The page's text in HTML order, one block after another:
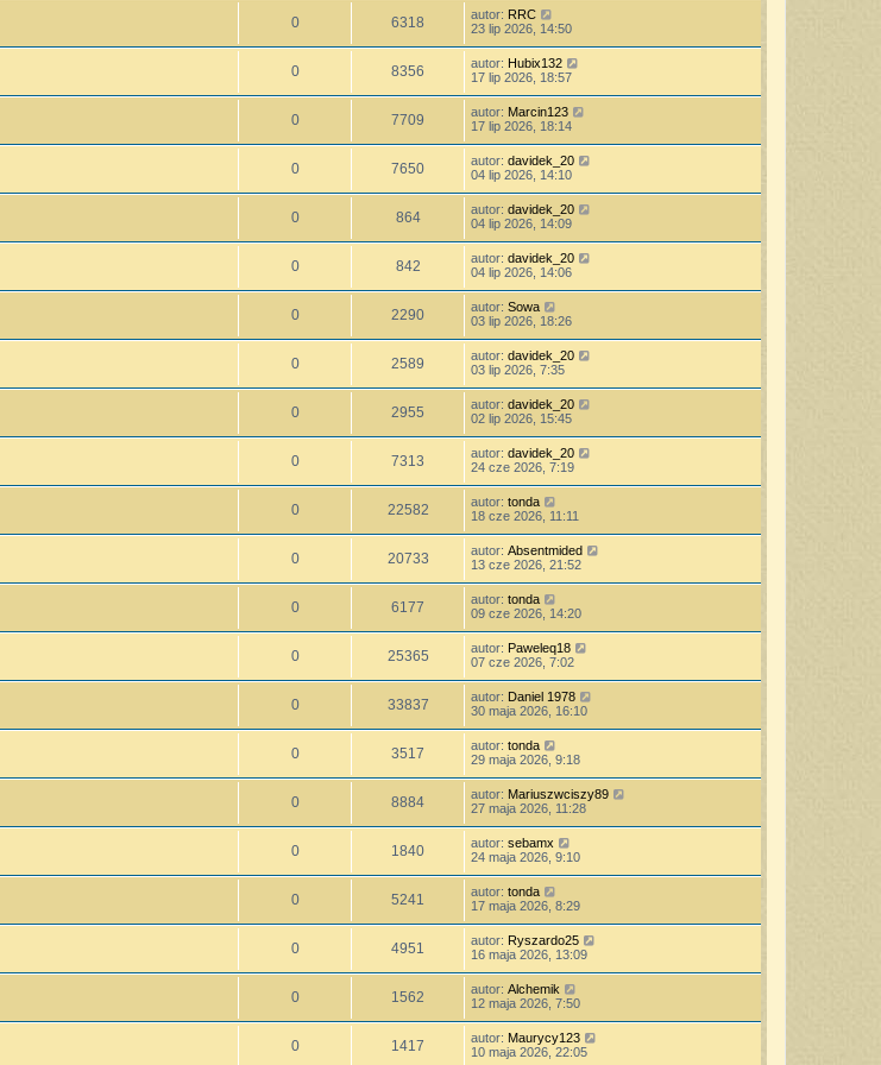
0 6318 autor: RRC
23 lip 2026, 14:50
0 8356 autor: Hubix132
17 lip 2026, 18:57
0 7709 autor: Marcin123
17 lip 2026, 18:14
0 7650 autor: davidek_20
04 lip 2026, 14:10
0 864 autor: davidek_20
04 lip 2026, 14:09
0 842 autor: davidek_20
04 lip 2026, 14:06
0 2290 autor: Sowa
03 lip 2026, 18:26
0 2589 autor: davidek_20
03 lip 2026, 7:35
0 2955 autor: davidek_20
02 lip 2026, 15:45
0 7313 autor: davidek_20
24 cze 2026, 7:19
0 22582 autor: tonda
18 cze 2026, 11:11
0 20733 autor: Absentmided
13 cze 2026, 21:52
0 6177 autor: tonda
09 cze 2026, 14:20
0 25365 autor: Paweleq18
07 cze 2026, 7:02
0 33837 autor: Daniel 1978
30 maja 2026, 16:10
0 3517 autor: tonda
29 maja 2026, 9:18
0 8884 autor: Mariuszwciszy89
27 maja 2026, 11:28
0 1840 autor: sebamx
24 maja 2026, 9:10
0 5241 autor: tonda
17 maja 2026, 8:29
0 4951 autor: Ryszardo25
16 maja 2026, 13:09
0 1562 autor: Alchemik
12 maja 2026, 7:50
0 1417 autor: Maurycy123
10 maja 2026, 22:05